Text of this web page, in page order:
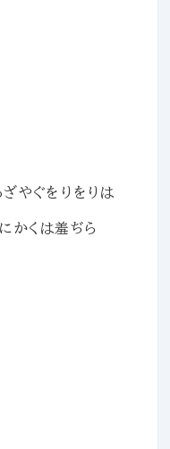
やぐをりをりは
かくは羞ぢら